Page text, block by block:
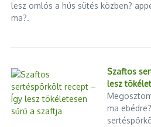
lesz omlós a hús sütés közben?
ma?.
Szaftos
lesz
ma